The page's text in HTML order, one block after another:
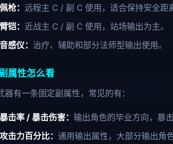
佩枪： 远程主 C / 副 C 使用，适合保持安全距
臂铠： 近战主 C / 副 C 使用，站场输出为主。
音感仪： 治疗、辅助和部分法师型输出使用。
属性怎么看
器有一条固定副属性，常见的有：
暴击率 / 暴击伤害： 输出角色的毕业方向，暴
攻击力百分比： 通用输出属性，大部分输出角